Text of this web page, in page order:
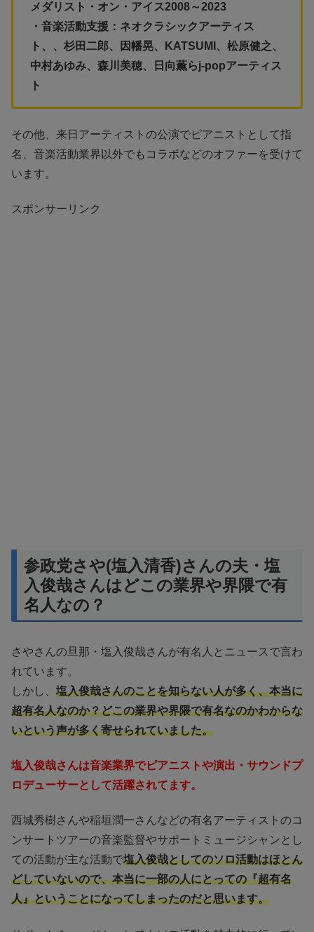
メダリスト・オン・アイス2008～2023
・音楽活動支援：ネオクラシックアーティス
ト、、杉田二郎、因幡晃、KATSUMI、松原健之、
中村あゆみ、森川美穂、日向薫らj-popアーティス
ト
その他、来日アーティストの公演でピアニストとして指
名、音楽活動業界以外でもコラボなどのオファーを受けて
います。
スポンサーリンク
参政党さや(塩入清香)さんの夫・塩
入俊哉さんはどこの業界や界隈で有
名人なの？
さやさんの旦那・塩入俊哉さんが有名人とニュースで言わ
れています。
しかし、 塩入俊哉さんのことを知らない人が多く、本当に
超有名人なのか？どこの業界や界隈で有名なのかわからな
いという声が多く寄せられていました。
塩入俊哉さんは音楽業界でピアニストや演出・サウンドプ
ロデューサーとして活躍されてます。
西城秀樹さんや稲垣潤一さんなどの有名アーティストのコ
ンサートツアーの音楽監督やサポートミュージシャンとし
ての活動が主な活動で塩入俊哉としてのソロ活動はほとん
どしていないので、本当に一部の人にとっての『超有名
人』ということになってしまったのだと思います。